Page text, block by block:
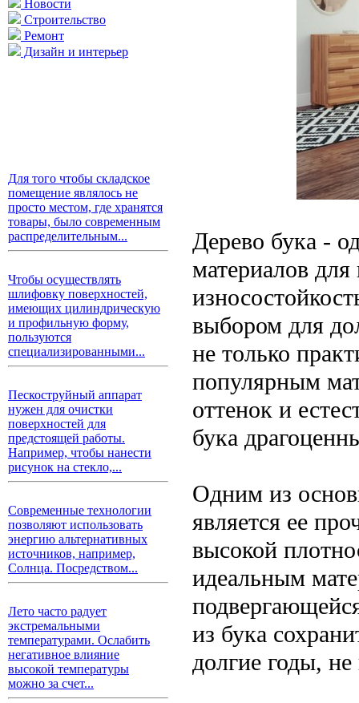
Новости
Строительство
Ремонт
Дизайн и интерьер
Для того чтобы складское
помещение являлось не
просто местом, где хранятся
товары, было современным
распределительным...
Чтобы осуществлять
шлифовку поверхностей,
имеющих цилиндрическую
и профильную форму,
пользуются
специализированными...
Пескоструйный аппарат
нужен для очистки
поверхностей для
предстоящей работы.
Например, чтобы нанести
рисунок на стекло,...
Современные технологии
позволяют использовать
энергию альтернативных
источников, например,
Солнца. Посредством...
Лето часто радует
экстремальными
температурами. Ослабить
негативное влияние
высокой температуры
можно за счет...
Дерево бука -
материалов для
выбором для
не только
популярным
оттенок и
бука
Одним из
является ее
высокой
идеальным
из бука
долгие годы,